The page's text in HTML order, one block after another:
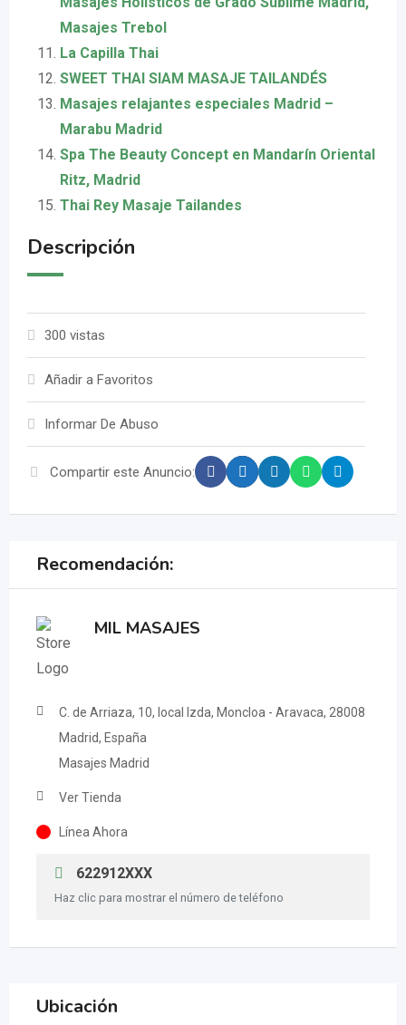
Masajes Trebol
La Capilla Thai
SWEET THAI SIAM MASAJE TAILANDÉS
Masajes relajantes especiales Madrid –
Marabu Madrid
Spa The Beauty Concept en Mandarín Oriental
Ritz, Madrid
Thai Rey Masaje Tailandes
Descripción
300 vistas
Añadir a Favoritos
Informar De Abuso
Compartir este Anuncio:
Recomendación:
MIL MASAJES
C. de Arriaza, 10, local Izda, Moncloa - Aravaca, 28008
Madrid, España
Masajes Madrid
Ver Tienda
Línea Ahora
622912XXX
Haz clic para mostrar el número de teléfono
Ubicación